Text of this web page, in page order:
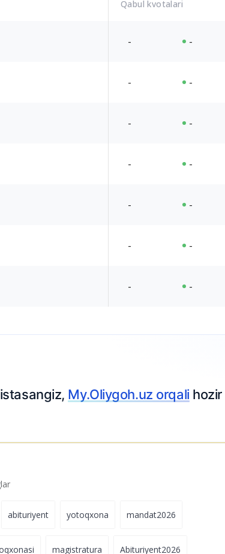
Qabul kvotalari
- -
- -
- -
- -
- -
- -
- -
My.Oliygoh.uz orqali
abituriyent yotoqxona mandat2026
magistratura Abituriyent2026